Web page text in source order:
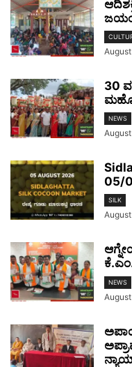
30
NEWS
05/
SILK
NEWS